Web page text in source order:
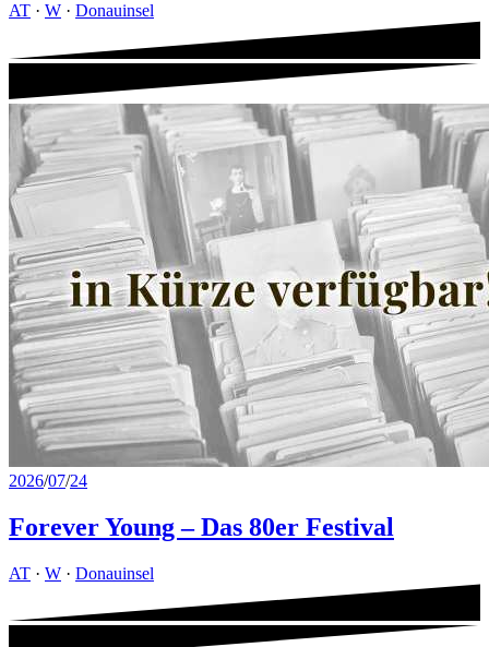
AT · W · Donauinsel
2026/07/24
Forever Young – Das 80er Festival
AT · W · Donauinsel